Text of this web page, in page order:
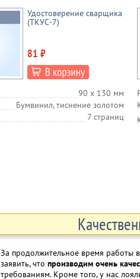
Удостоверение сварщика
(ТКУС-7)
81 ₽
90 х 130 мм
Бумвинил, тиснение золотом
7 страниц
За продолжительное время работы
заявить, что производим очень
требованиям. Кроме того, у нас